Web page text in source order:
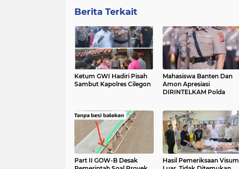
Berita Terkait
Ketum GWI Hadiri Pisah
Sambut Kapolres Cilegon
Mahasiswa Banten Dan
Amon Apresiasi
DIRINTELKAM Polda
Part II GOW-B Desak
Hasil Pemeriksaan Visum